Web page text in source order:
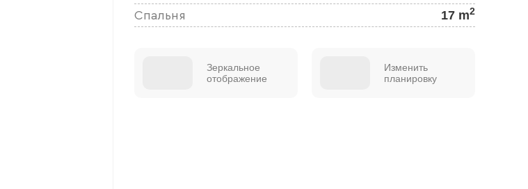
Спальня 17 m2
Зеркальное
отображение
Изменить
планировку